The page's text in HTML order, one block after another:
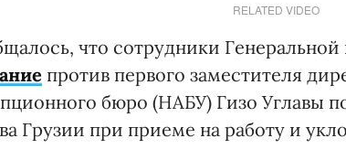
RELATED VIDEO
что сотрудники
против первого заместителя
бюро (НАБУ) Гизо Углавы
Грузии при приеме на работу и